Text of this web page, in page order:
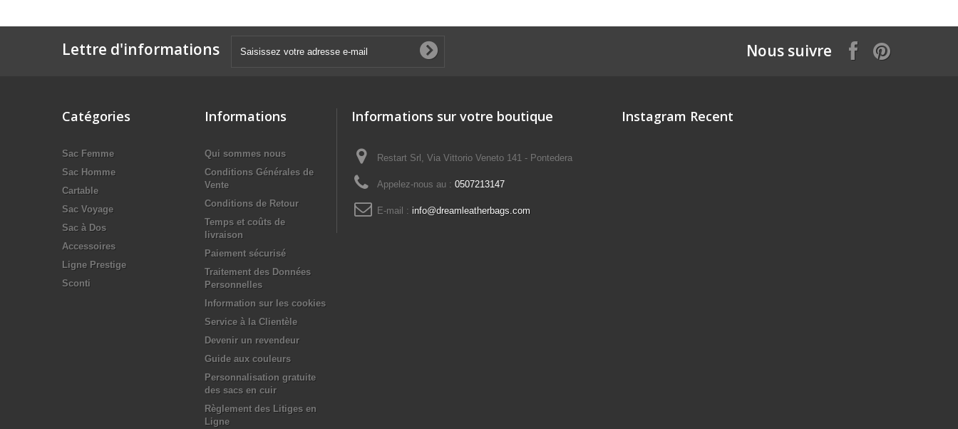
Lettre d'informations Nous suivre
Catégories
Sac Femme
Sac Homme
Cartable
Sac Voyage
Sac à Dos
Accessoires
Ligne Prestige
Sconti
Informations
Qui sommes nous
Conditions Générales de
Vente
Conditions de Retour
Temps et coûts de
livraison
Paiement sécurisé
Traitement des Données
Personnelles
Information sur les cookies
Service à la Clientèle
Devenir un revendeur
Guide aux couleurs
Personnalisation gratuite
des sacs en cuir
Règlement des Litiges en
Ligne
Informations sur votre boutique
Restart Srl, Via Vittorio Veneto 141 - Pontedera
Appelez-nous au : 0507213147
E-mail : info@dreamleatherbags.com
Instagram Recent